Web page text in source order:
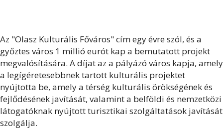
Az "Olasz Kulturális Főváros" cím egy évre szól, és a
győztes város 1 millió eurót kap a bemutatott projekt
megvalósítására. A díjat az a pályázó város kapja, amely
a legígéretesebbnek tartott kulturális projektet
nyújtotta be, amely a térség kulturális örökségének és
fejlődésének javítását, valamint a belföldi és nemzetközi
látogatóknak nyújtott turisztikai szolgáltatások javítását
szolgálja.